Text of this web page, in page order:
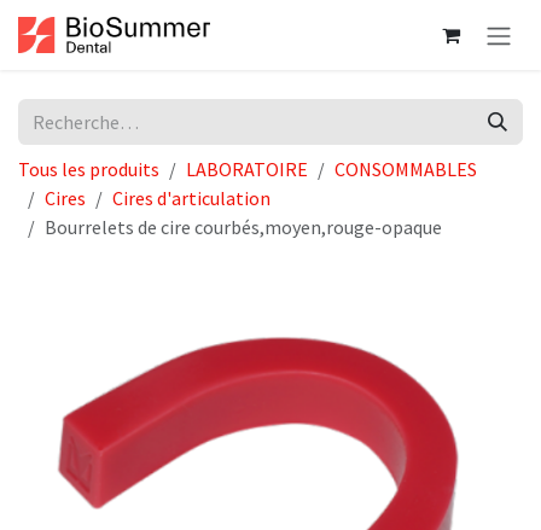
Se rendre au contenu
Tous les produits LABORATOIRE
CONSOMMABLES
Cires
Cires d'articulation
Bourrelets de cire courbés,moyen,rouge-opaque